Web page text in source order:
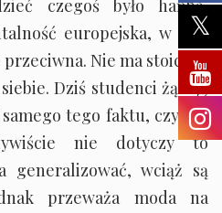
czegoś było hańbą,
europejska, w tym
Nie ma stoickiej
Dziś studenci żądają
tego faktu, czy coś
nie dotyczy to
generalizować, wciąż są
przeważa moda na